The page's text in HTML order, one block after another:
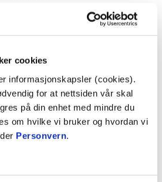
cookies
informasjonskapsler (cookies).
for at nettsiden vår skal
på din enhet med mindre du
om hvilke vi bruker og hvordan vi
Personvern.
videre i 2025, og vil
camper over hele landet i
og høstferie. Vi
av landet gjennom året, og
camp i ditt nærområde.